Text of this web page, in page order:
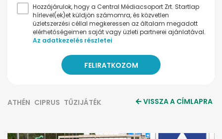
Hozzájárulok, hogy a Central Médiacsoport Zrt. Startlap
hírlevel(ek)et küldjön számomra, és közvetlen
üzletszerzési céllal megkeressen az általam megadott
elérhetőségeimen saját vagy üzleti partnerei ajánlatával.
Az adatkezelés részletei
ATHÉN CIPRUS TŰZIJÁTÉK VISSZA A CÍMLAPRA